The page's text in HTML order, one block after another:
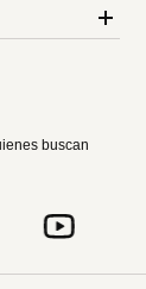
buscan